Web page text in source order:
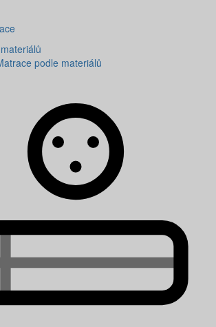
podle materiálů